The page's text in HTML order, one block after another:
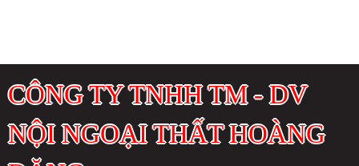
CÔNG TY TNHH TM - DV
NỘI NGOẠI THẤT HOÀNG